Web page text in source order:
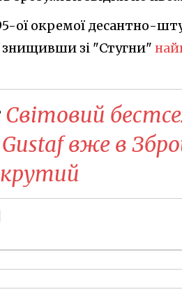
ої окремої десантно-
зі "Стугни"
Світовий
вже в